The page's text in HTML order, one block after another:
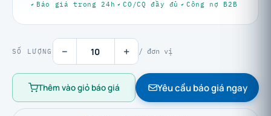
Báo giá trong 24h CO/CQ đầy đủ Công nợ B2B
SỐ LƯỢNG − + / đơn vị
Thêm vào giỏ báo giá Yêu cầu báo giá ngay